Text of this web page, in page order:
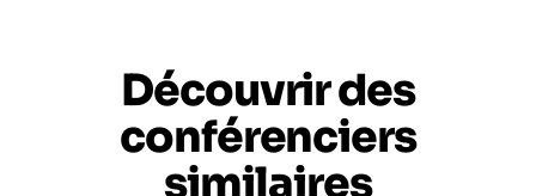
Découvrir des
conférenciers
similaires